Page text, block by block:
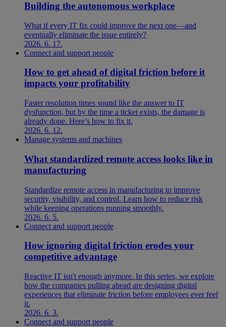
Building the autonomous workplace
What if every IT fix could improve the next one—and
eventually eliminate the issue entirely?
2026. 6. 17.
Connect and support people
How to get ahead of digital friction before it
impacts your profitability
Faster resolution times sound like the answer to IT
dysfunction, but by the time a ticket exists, the damage is
already done. Here’s how to fix it.
2026. 6. 12.
Manage systems and machines
What standardized remote access looks like in
manufacturing
Standardize remote access in manufacturing to improve
security, visibility, and control. Learn how to reduce risk
while keeping operations running smoothly.
2026. 6. 5.
Connect and support people
How ignoring digital friction erodes your
competitive advantage
Reactive IT isn't enough anymore. In this series, we explore
how the companies pulling ahead are designing digital
experiences that eliminate friction before employees ever feel
it.
2026. 6. 3.
Connect and support people